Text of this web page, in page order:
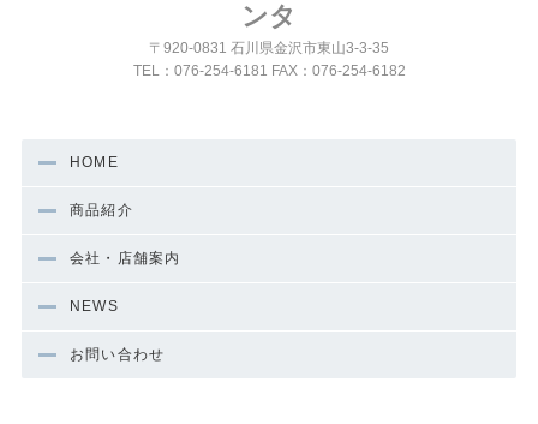
ンタ
〒920-0831 石川県金沢市東山3-3-35
TEL：076-254-6181 FAX：076-254-6182
HOME
商品紹介
会社・店舗案内
NEWS
お問い合わせ